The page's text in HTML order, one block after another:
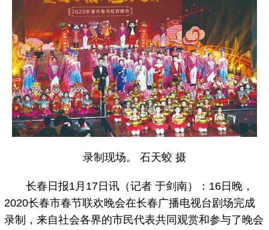
录制现场。 石天蛟 摄
长春日报1月17日讯（记者 于剑南）：16日晚，
2020长春市春节联欢晚会在长春广播电视台剧场完成
录制，来自社会各界的市民代表共同观赏和参与了晚会